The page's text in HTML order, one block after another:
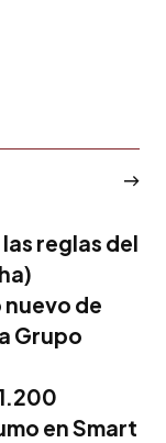
reglas del
nuevo de
Grupo
en Smart